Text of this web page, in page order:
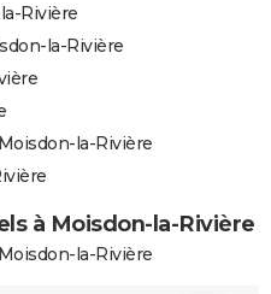
Rivière
la-Rivière
la-Rivière
à Moisdon-la-Rivière
la-Rivière